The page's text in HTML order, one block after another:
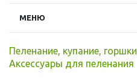
МЕНЮ
Пеленание, купание, горшки
Аксессуары для пеленания